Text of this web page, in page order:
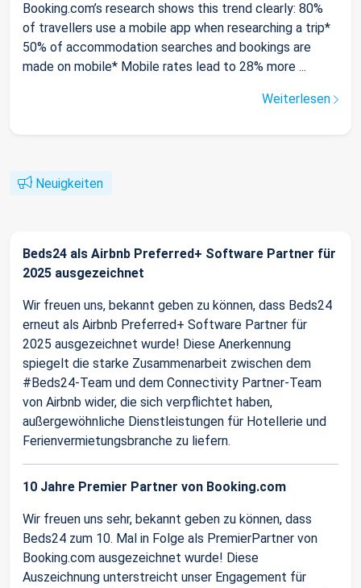
Booking.com’s research shows this trend clearly: 80%
of travellers use a mobile app when researching a trip*
50% of accommodation searches and bookings are
made on mobile* Mobile rates lead to 28% more ...
Weiterlesen
Neuigkeiten
Beds24 als Airbnb Preferred+ Software Partner für
2025 ausgezeichnet
Wir freuen uns, bekannt geben zu können, dass Beds24
erneut als Airbnb Preferred+ Software Partner für
2025 ausgezeichnet wurde! Diese Anerkennung
spiegelt die starke Zusammenarbeit zwischen dem
#Beds24-Team und dem Connectivity Partner-Team
von Airbnb wider, die sich verpflichtet haben,
außergewöhnliche Dienstleistungen für Hotellerie und
Ferienvermietungsbranche zu liefern.
10 Jahre Premier Partner von Booking.com
Wir freuen uns sehr, bekannt geben zu können, dass
Beds24 zum 10. Mal in Folge als PremierPartner von
Booking.com ausgezeichnet wurde! Diese
Auszeichnung unterstreicht unser Engagement für